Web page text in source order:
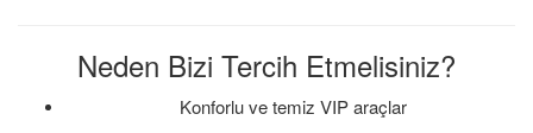
Neden Bizi Tercih Etmelisiniz?
Konforlu ve temiz VIP araçlar